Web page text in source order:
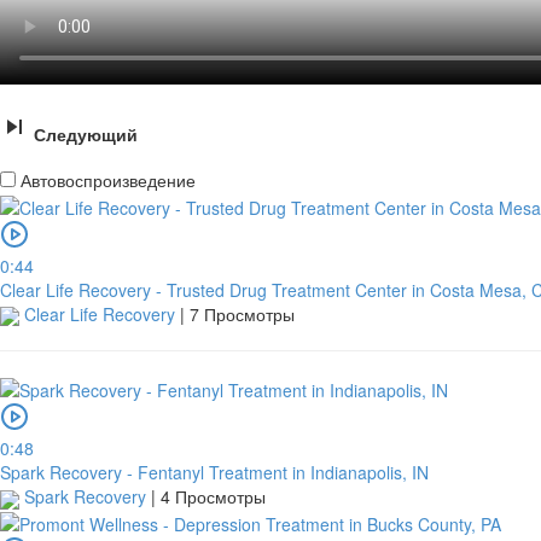
Следующий
Автовоспроизведение
0:44
Clear Life Recovery - Trusted Drug Treatment Center in Costa Mesa,
Clear Life Recovery | 7 Просмотры
0:48
Spark Recovery - Fentanyl Treatment in Indianapolis, IN
Spark Recovery | 4 Просмотры